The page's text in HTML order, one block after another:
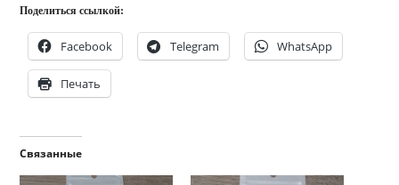
Поделиться ссылкой:
Facebook Telegram WhatsApp
Печать
Связанные